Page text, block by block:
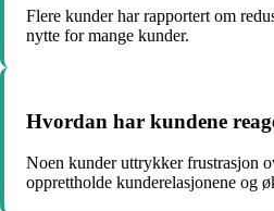
Flere kunder har rapportert om
nytte for mange kunder.
Hvordan har kundene
Noen kunder uttrykker frustrasjon
opprettholde kunderelasjonene og